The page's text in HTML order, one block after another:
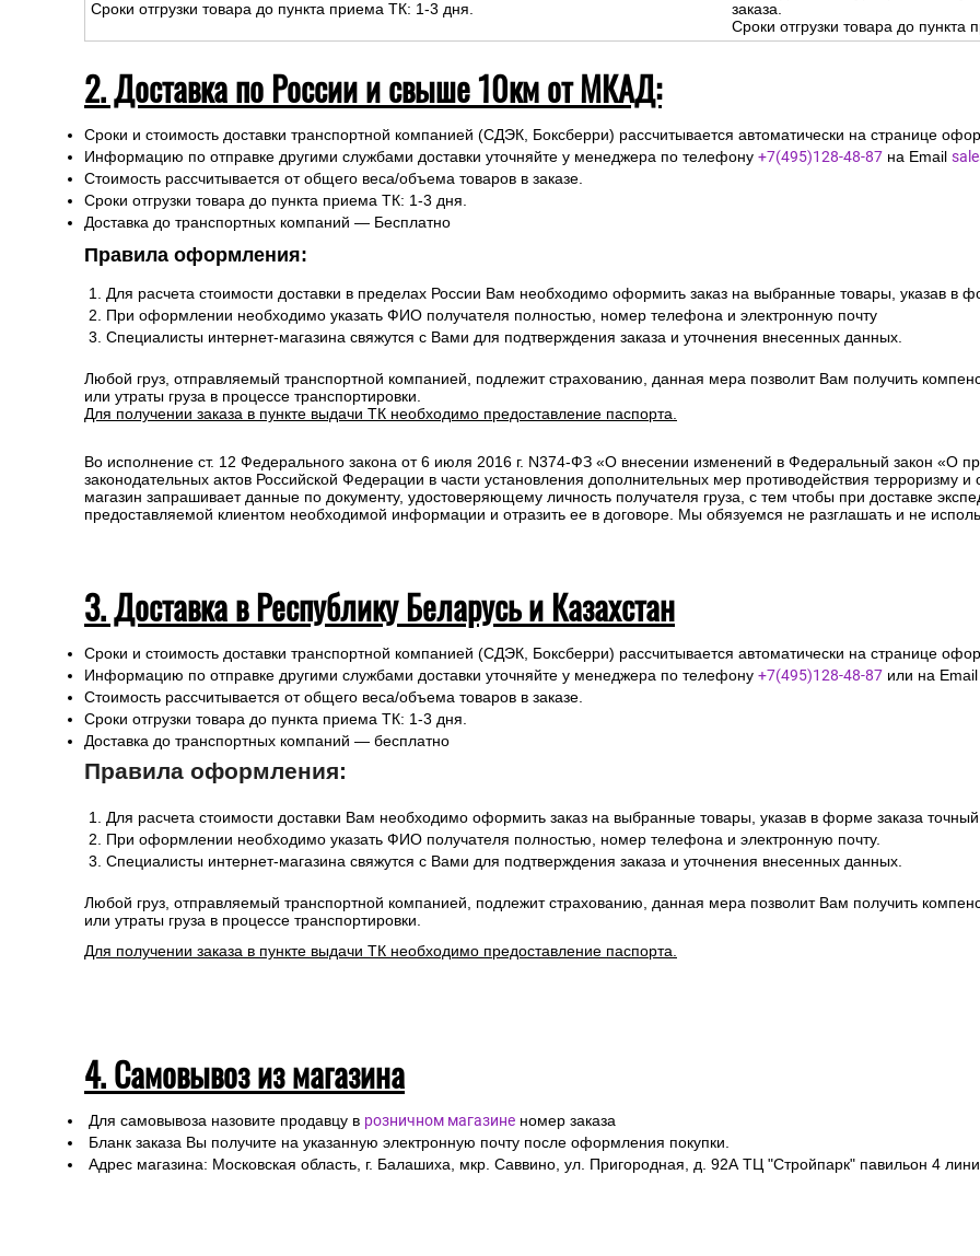
Сроки отгрузки товара до пункта приема ТК: 1-3 дня.
заказа.
Сроки отгрузки товара до
2. Доставка по России и свыше 10км от МКАД:
Сроки и стоимость доставки транспортной компанией (СДЭК, Боксберри) рассчитывается автоматически на странице
Информацию по отправке другими службами доставки уточняйте у менеджера по телефону +7(495)128-48-87 на Email
Стоимость рассчитывается от общего веса/объема товаров в заказе.
Сроки отгрузки товара до пункта приема ТК: 1-3 дня.
Доставка до транспортных компаний — Бесплатно
Правила оформления:
Для расчета стоимости доставки в пределах России Вам необходимо оформить заказ на выбранные товары, указав в
При оформлении необходимо указать ФИО получателя полностью, номер телефона и электронную почту
Специалисты интернет-магазина свяжутся с Вами для подтверждения заказа и уточнения внесенных данных.
Любой груз, отправляемый транспортной компанией, подлежит страхованию, данная мера позволит Вам получить
или утраты груза в процессе транспортировки.
Для получении заказа в пункте выдачи ТК необходимо предоставление паспорта.
Во исполнение ст. 12 Федерального закона от 6 июля 2016 г. N374-ФЗ «О внесении изменений в Федеральный закон «О
законодательных актов Российской Федерации в части установления дополнительных мер противодействия терроризму
магазин запрашивает данные по документу, удостоверяющему личность получателя груза, с тем чтобы при доставке
предоставляемой клиентом необходимой информации и отразить ее в договоре. Мы обязуемся не разглашать и не
3. Доставка в Республику Беларусь и Казахстан
Сроки и стоимость доставки транспортной компанией (СДЭК, Боксберри) рассчитывается автоматически на странице
Информацию по отправке другими службами доставки уточняйте у менеджера по телефону +7(495)128-48-87 или на
Стоимость рассчитывается от общего веса/объема товаров в заказе.
Сроки отгрузки товара до пункта приема ТК: 1-3 дня.
Доставка до транспортных компаний — бесплатно
Правила оформления:
Для расчета стоимости доставки Вам необходимо оформить заказ на выбранные товары, указав в форме заказа
При оформлении необходимо указать ФИО получателя полностью, номер телефона и электронную почту.
Специалисты интернет-магазина свяжутся с Вами для подтверждения заказа и уточнения внесенных данных.
Любой груз, отправляемый транспортной компанией, подлежит страхованию, данная мера позволит Вам получить
или утраты груза в процессе транспортировки.
Для получении заказа в пункте выдачи ТК необходимо предоставление паспорта.
4. Самовывоз из магазина
Для самовывоза назовите продавцу в розничном магазине номер заказа
Бланк заказа Вы получите на указанную электронную почту после оформления покупки.
Адрес магазина: Московская область, г. Балашиха, мкр. Саввино, ул. Пригородная, д. 92А ТЦ "Стройпарк" павильон 4